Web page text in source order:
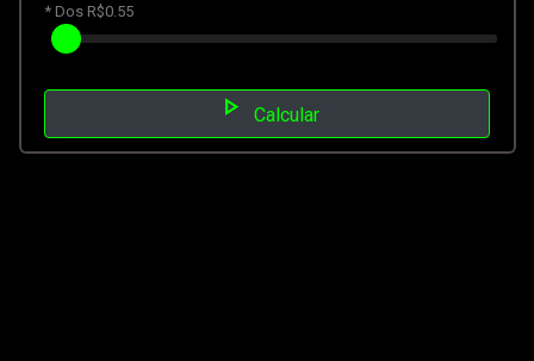
* Dos R$0.55
play_arrow Calcular